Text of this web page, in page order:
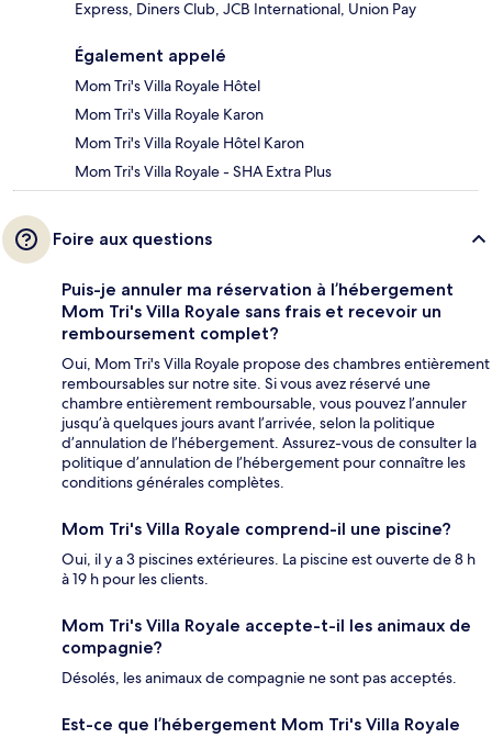
Express, Diners Club, JCB International, Union Pay
Également appelé
Mom Tri's Villa Royale Hôtel
Mom Tri's Villa Royale Karon
Mom Tri's Villa Royale Hôtel Karon
Mom Tri's Villa Royale - SHA Extra Plus
Foire aux questions
Puis-je annuler ma réservation à l’hébergement
Mom Tri's Villa Royale sans frais et recevoir un
remboursement complet?
Oui, Mom Tri's Villa Royale propose des chambres entièrement
remboursables sur notre site. Si vous avez réservé une
chambre entièrement remboursable, vous pouvez l’annuler
jusqu’à quelques jours avant l’arrivée, selon la politique
d’annulation de l’hébergement. Assurez-vous de consulter la
politique d’annulation de l’hébergement pour connaître les
conditions générales complètes.
Mom Tri's Villa Royale comprend-il une piscine?
Oui, il y a 3 piscines extérieures. La piscine est ouverte de 8 h
à 19 h pour les clients.
Mom Tri's Villa Royale accepte-t-il les animaux de
compagnie?
Désolés, les animaux de compagnie ne sont pas acceptés.
Est-ce que l’hébergement Mom Tri's Villa Royale